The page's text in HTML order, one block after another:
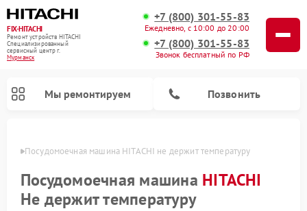
FIX-HITACHI
Ремонт устройств HITACHI
Специализированный
cервисный центр г.
Мурманск
+7 (800) 301-55-83
Ежедневно, с 10:00 до 20:00
+7 (800) 301-55-83
Звонок бесплатный по РФ
Мы ремонтируем Позвонить
Посудомоечная машина HITACHI не держит температуру
Посудомоечная машина HITACHI
Не держит температуру